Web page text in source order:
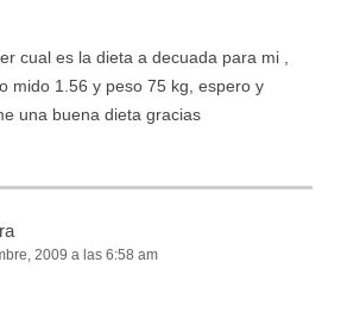
cual es la dieta a decuada para mi ,
mido 1.56 y peso 75 kg, espero y
una buena dieta gracias
2009 a las 6:58 am